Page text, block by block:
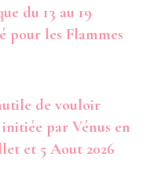
du 13 au 19
pour les Flammes
de vouloir
par Vénus en
et 5 Aout 2026